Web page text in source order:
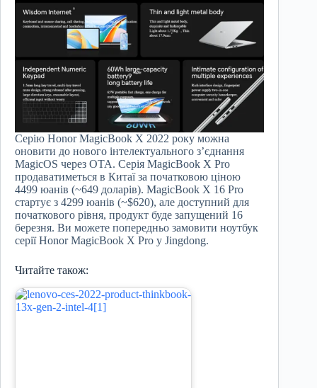
Серію Honor MagicBook X 2022 року можна
оновити до нового інтелектуального з’єднання
MagicOS через OTA. Серія MagicBook X Pro
продаватиметься в Китаї за початковою ціною
4499 юанів (~649 доларів). MagicBook X 16 Pro
стартує з 4299 юанів (~$620), але доступний для
початкового рівня, продукт буде запущений 16
березня. Ви можете попередньо замовити ноутбук
серії Honor MagicBook X Pro у Jingdong.
Читайте також: